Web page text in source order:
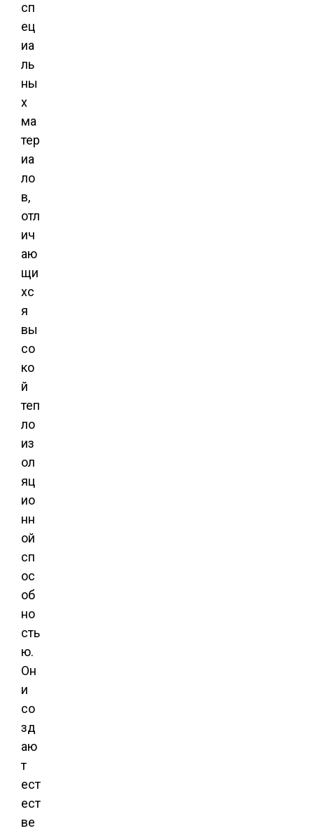
сп
ец
иа
ль
ны
х
ма
тер
иа
ло
в,
отл
ич
аю
щи
хс
я
вы
со
ко
й
теп
ло
из
ол
яц
ио
нн
ой
сп
ос
об
но
сть
ю.
Он
и
со
зд
аю
т
ест
ест
ве